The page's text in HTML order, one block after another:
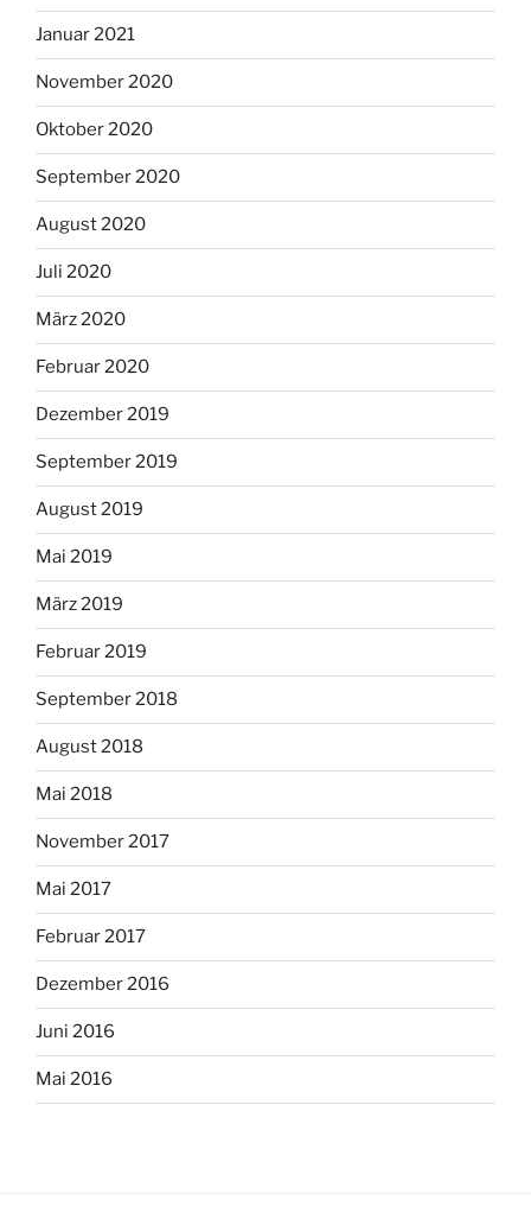
Januar 2021
November 2020
Oktober 2020
September 2020
August 2020
Juli 2020
März 2020
Februar 2020
Dezember 2019
September 2019
August 2019
Mai 2019
März 2019
Februar 2019
September 2018
August 2018
Mai 2018
November 2017
Mai 2017
Februar 2017
Dezember 2016
Juni 2016
Mai 2016